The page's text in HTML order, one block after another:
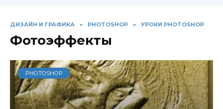
ДИЗАЙН И ГРАФИКА » PHOTOSHOP » УРОКИ PHOTOSHOP
Фотоэффекты
PHOTOSHOP